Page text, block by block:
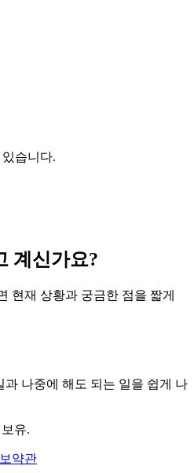
습니다.
계신가요?
현재 상황과 궁금한 점을 짧게
과 나중에 해도 되는 일을 쉽게 나
유.
약관